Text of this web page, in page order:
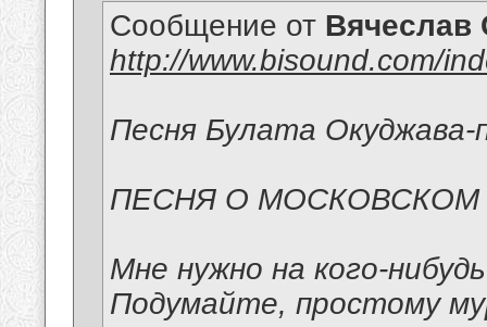
Сообщение от Вячеслав
http://www.bisound.com/
Песня Булата Окуджава-
ПЕСНЯ О МОСКОВСКОМ
Мне нужно на кого-
Подумайте, простому